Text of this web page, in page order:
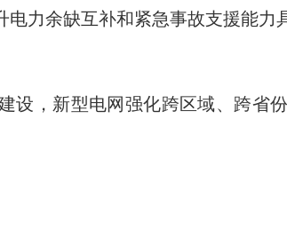
力余缺互补和紧急事故支援能力
设，新型电网强化跨区域、跨省